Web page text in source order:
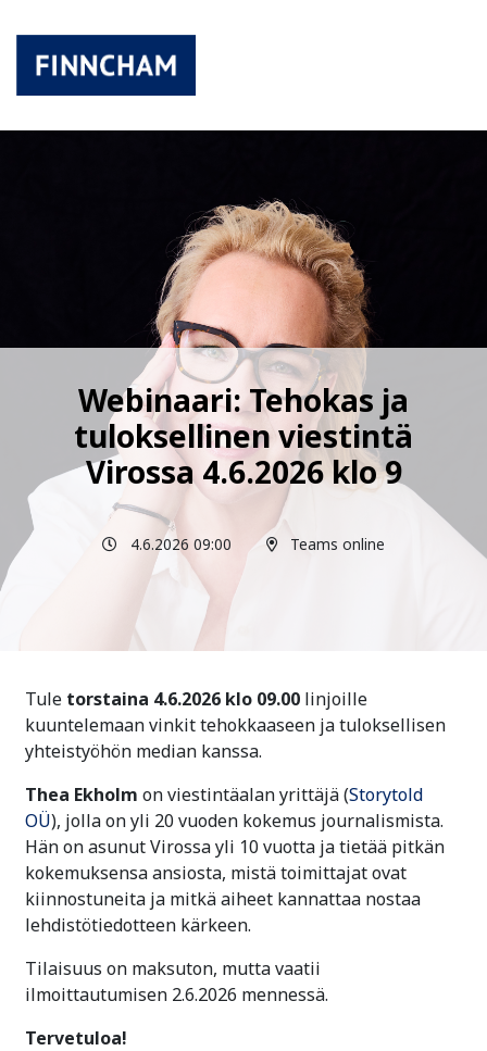
Webinaari: Tehokas ja
tuloksellinen viestintä
Virossa 4.6.2026 klo 9
4.6.2026 09:00 Teams online
Tule torstaina 4.6.2026 klo 09.00 linjoille
kuuntelemaan vinkit tehokkaaseen ja tuloksellisen
yhteistyöhön median kanssa.
Thea Ekholm on viestintäalan yrittäjä (Storytold
OÜ), jolla on yli 20 vuoden kokemus journalismista.
Hän on asunut Virossa yli 10 vuotta ja tietää pitkän
kokemuksensa ansiosta, mistä toimittajat ovat
kiinnostuneita ja mitkä aiheet kannattaa nostaa
lehdistötiedotteen kärkeen.
Tilaisuus on maksuton, mutta vaatii
ilmoittautumisen 2.6.2026 mennessä.
Tervetuloa!